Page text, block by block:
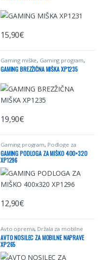
15,90€
Gaming miške, Gaming program,
Računalništvo
GAMING BREZŽIČNA MIŠKA XP1235
19,90€
Gaming program, Podloge za
miške,Podloge za miške gaming,
Računalništvo
GAMING PODLOGA ZA MIŠKO 400×320
XP1296
12,90€
Avto oprema, Držala za mobilne
naprave
AVTO NOSILEC ZA MOBILNE NAPRAVE
XP265